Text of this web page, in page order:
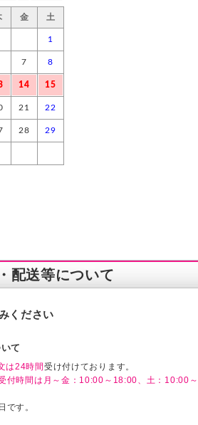
金 土
1
7 8
14 15
21 22
28 29
配送等について
ください
て
は24時間受け付けております。
付時間は月～金：10:00～18:00、土：10:00
です。